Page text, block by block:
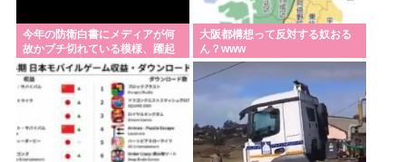
今年の防衛白書にメディアが何
故かブチ切れている模様、躍起
になって批判するも逆に有権者
からは……
大阪都構想って反対する奴おる
ん？www